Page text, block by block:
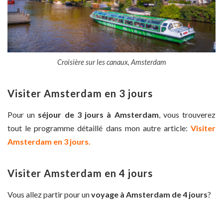
Croisière sur les canaux, Amsterdam
Visiter Amsterdam en 3 jours
Pour un séjour de 3 jours à Amsterdam, vous trouverez
tout le programme détaillé dans mon autre article: Visiter
Amsterdam en 3 jours.
Visiter Amsterdam en 4 jours
Vous allez partir pour unvoyage à Amsterdam de 4 jours?